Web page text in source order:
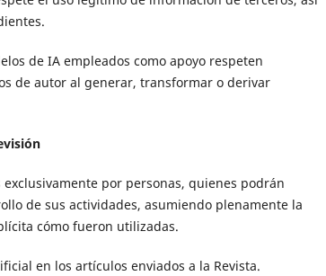
de IA empleados como apoyo respeten
de autor al generar, transformar o derivar
por personas, quienes podrán
de sus actividades, asumiendo plenamente la
cómo fueron utilizadas.
en los artículos enviados a la Revista.